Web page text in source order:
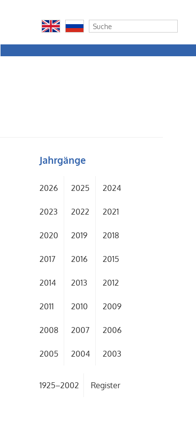
Jahrgänge
2026 2025 2024
2023 2022 2021
2020 2019 2018
2017 2016 2015
2014 2013 2012
2011 2010 2009
2008 2007 2006
2005 2004 2003
1925–2002 Register